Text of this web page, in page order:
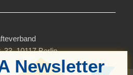
33, 10117 Berlin
0
Newsletter